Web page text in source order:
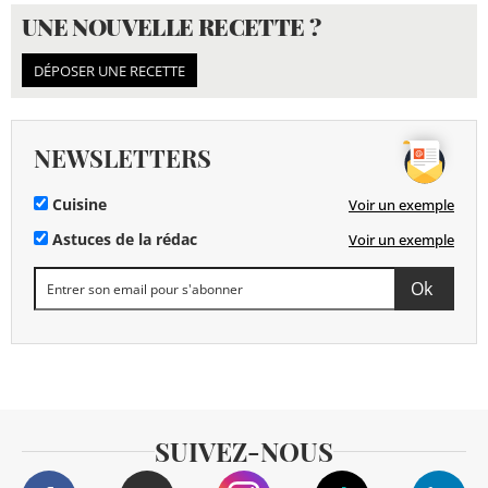
UNE NOUVELLE RECETTE ?
DÉPOSER UNE RECETTE
NEWSLETTERS
Cuisine Voir un exemple
Astuces de la rédac Voir un exemple
SUIVEZ-NOUS